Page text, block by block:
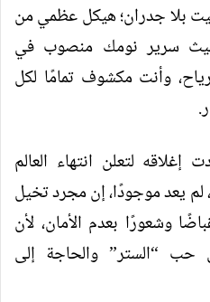
بلا جدران؛ هيكل عظمي من
حيث سرير نومك منصوب في
وأنت مكشوف تمامًا لكل
لتعلن انتهاء العالم
يعد موجودًا، إن مجرد تخيل
وشعورًا بعدم الأمان، لأن
حب “الستر” والحاجة إلى